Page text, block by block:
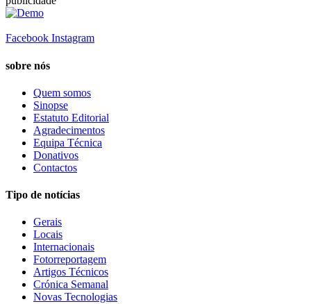
Facebook Instagram
sobre nós
Quem somos
Sinopse
Estatuto Editorial
Agradecimentos
Equipa Técnica
Donativos
Contactos
Tipo de notícias
Gerais
Locais
Internacionais
Fotorreportagem
Artigos Técnicos
Crónica Semanal
Novas Tecnologias